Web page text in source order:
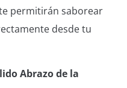
permitirán saborear
desde tu
Abrazo de la